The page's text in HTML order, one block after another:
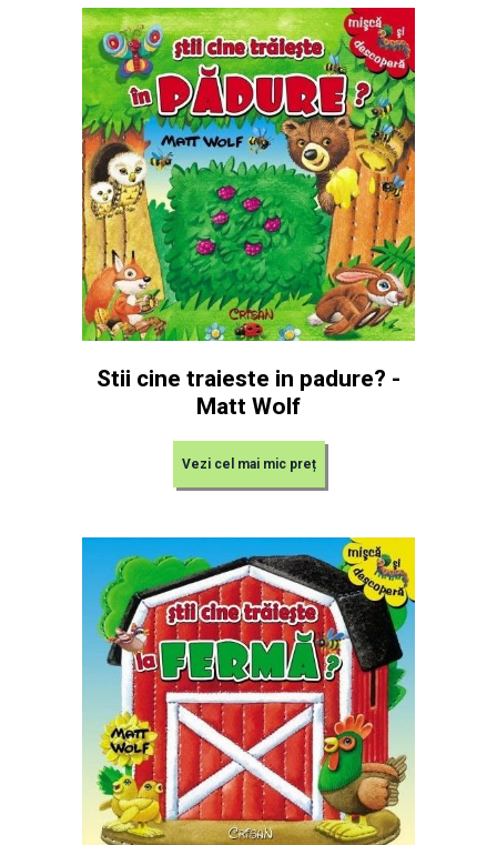
Stii cine traieste in padure? -
Matt Wolf
Vezi cel mai mic preț